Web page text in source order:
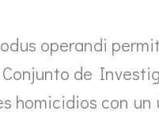
operandi
de
con un